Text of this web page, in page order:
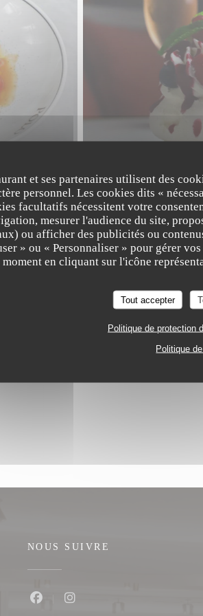
et ses partenaires utilisent des
personnel. Les cookies dits «
facultatifs nécessitent votre
mesurer l'audience du site,
ou afficher des publicités ou
» ou « Personnaliser » pour gérer
moment en cliquant sur l'icône
Tout accepter
Politique de protection
Politique
nouvelle fenêtre))
NOUS SUIVRE